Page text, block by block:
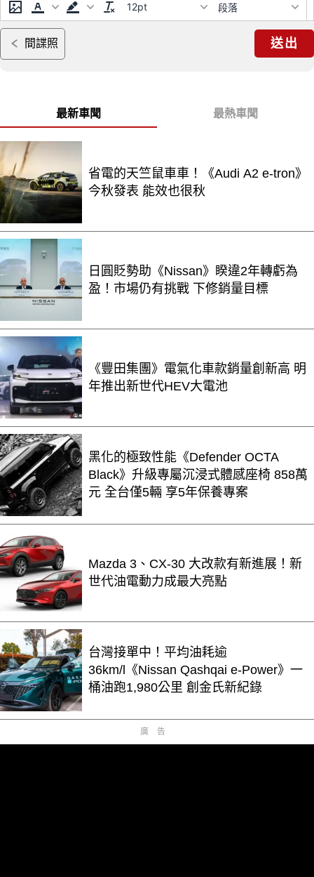
12pt 段落
間諜照 送出
最新車聞 最熱車聞
省電的天竺鼠車車！《Audi A2 e-tron》
今秋發表 能效也很秋
日圓貶勢助《Nissan》睽違2年轉虧為
盈！市場仍有挑戰 下修銷量目標
《豐田集團》電氣化車款銷量創新高 明
年推出新世代HEV大電池
黑化的極致性能《Defender OCTA
Black》升級專屬沉浸式體感座椅 858萬
元 全台僅5輛 享5年保養專案
Mazda 3、CX-30 大改款有新進展！新
世代油電動力成最大亮點
台灣接單中！平均油耗逾
36km/l《Nissan Qashqai e-Power》一
桶油跑1,980公里 創金氏新紀錄
廣告